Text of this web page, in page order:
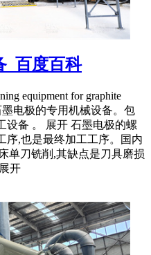
_百度百科
equipment for graphite
墨电极的专用机械设备。包
设备 。 展开 石墨电极的螺
序,也是最终加工工序。国内
单刀铣削,其缺点是刀具磨损
开